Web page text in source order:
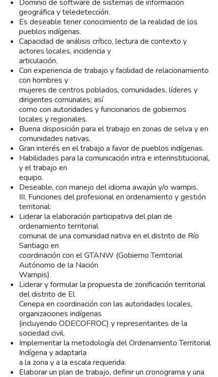
Dominio de software de sistemas de información
geográfica y teledetección.
Es deseable tener conocimiento de la realidad de los
pueblos indígenas.
Capacidad de análisis crítico, lectura de contexto y
actores locales, incidencia y
articulación.
Con experiencia de trabajo y facilidad de relacionamiento
con hombres y
mujeres de centros poblados, comunidades, líderes y
dirigentes comunales; así
como con autoridades y funcionarios de gobiernos
locales y regionales.
Buena disposición para el trabajo en zonas de selva y en
comunidades nativas.
Gran interés en el trabajo a favor de pueblos indígenas.
Habilidades para la comunicación intra e interinstitucional,
y el trabajo en
equipo.
Deseable, con manejo del idioma awajún y/o wampis.
III. Funciones del profesional en ordenamiento y gestión
territorial:
Liderar la elaboración participativa del plan de
ordenamiento territorial
comunal de una comunidad nativa en el distrito de Río
Santiago en
coordinación con el GTANW (Gobierno Territorial
Autónomo de la Nación
Wampis).
Liderar y formular la propuesta de zonificación territorial
del distrito de El
Cenepa en coordinación con las autoridades locales,
organizaciones indígenas
(incluyendo ODECOFROC) y representantes de la
sociedad civil.
Implementar la metodología del Ordenamiento Territorial
Indígena y adaptarla
a la zona y a la escala requerida.
Elaborar un plan de trabajo, definir un cronograma y una